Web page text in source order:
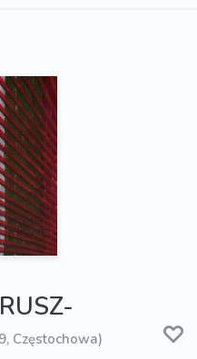
Częstochowa)